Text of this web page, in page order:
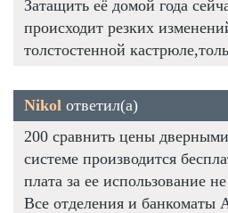
Затащить её домой года
происходит резких
толстостенной
Nikol ответил(а)
200 сравнить цены
системе производится
плата за ее использование
Все отделения и банкоматы